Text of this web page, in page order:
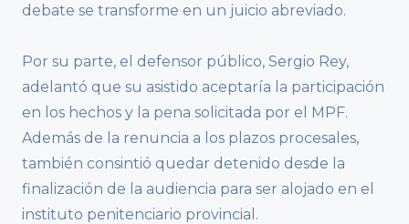
debate se transforme en un juicio abreviado.
Por su parte, el defensor público, Sergio Rey,
adelantó que su asistido aceptaría la participación
en los hechos y la pena solicitada por el MPF.
Además de la renuncia a los plazos procesales,
también consintió quedar detenido desde la
finalización de la audiencia para ser alojado en el
instituto penitenciario provincial.